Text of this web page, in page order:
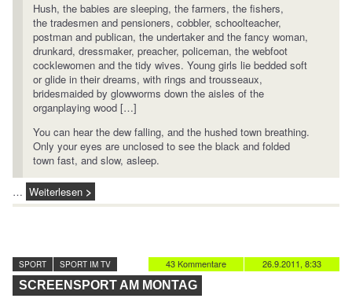
Hush, the babies are sleeping, the farmers, the fishers,
the tradesmen and pensioners, cobbler, schoolteacher,
postman and publican, the undertaker and the fancy woman,
drunkard, dressmaker, preacher, policeman, the webfoot
cocklewomen and the tidy wives. Young girls lie bedded soft
or glide in their dreams, with rings and trousseaux,
bridesmaided by glowworms down the aisles of the
organplaying wood […]
You can hear the dew falling, and the hushed town breathing.
Only your eyes are unclosed to see the black and folded
town fast, and slow, asleep.
… Weiterlesen
26.9.2011, 8:33
43 Kommentare
SPORT SPORT IM TV
SCREENSPORT AM MONTAG